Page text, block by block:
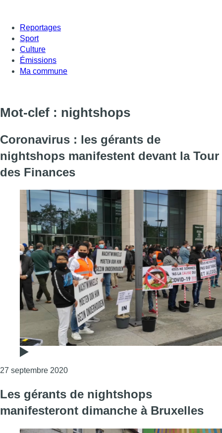
Reportages
Sport
Culture
Émissions
Ma commune
Mot-clef : nightshops
Coronavirus : les gérants de
nightshops manifestent devant la Tour
des Finances
27 septembre 2020Consulter l'article "Coronavirus : les
Les gérants de nightshops
manifesteront dimanche à Bruxelles